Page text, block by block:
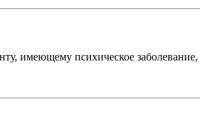
имеющему психическое заболевание,